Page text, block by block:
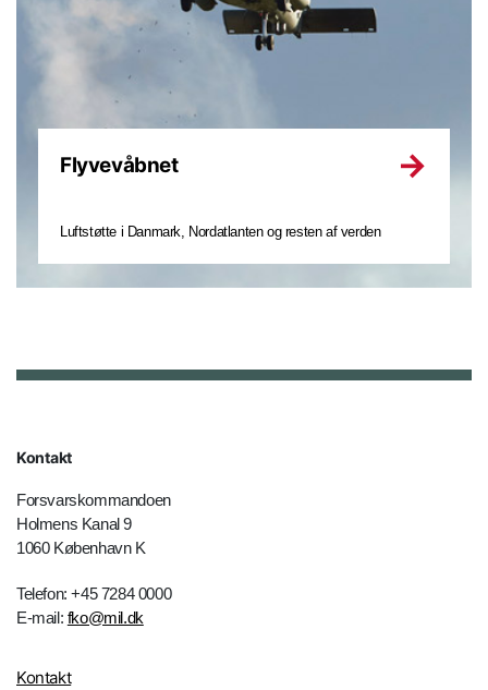
Flyvevåbnet
Luftstøtte i Danmark, Nordatlanten og resten af verden
Kontakt
Forsvarskommandoen
Holmens Kanal 9
1060 København K
Telefon: +45 7284 0000
E-mail: fko@mil.dk
Kontakt